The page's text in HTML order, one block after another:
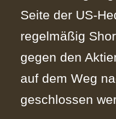
Seite der US-
regelmäßig
gegen den
auf dem Weg
geschlossen